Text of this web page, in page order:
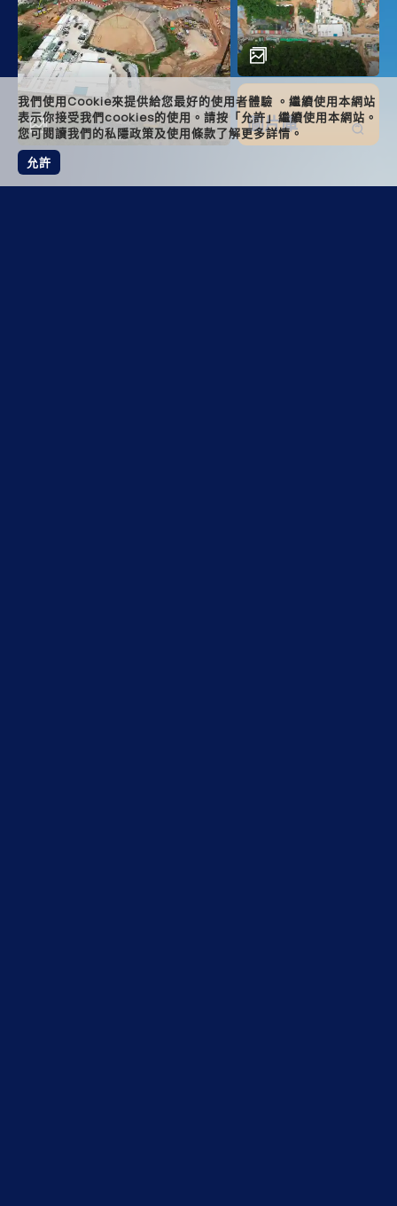
我們使用Cookie來提供給您最好的使用者體驗 。繼續使用本網站
表示你接受我們cookies的使用。請按「允許」繼續使用本網站。
您可閱讀我們的私隱政策及使用條款了解更多詳情。
允許
圖片庫